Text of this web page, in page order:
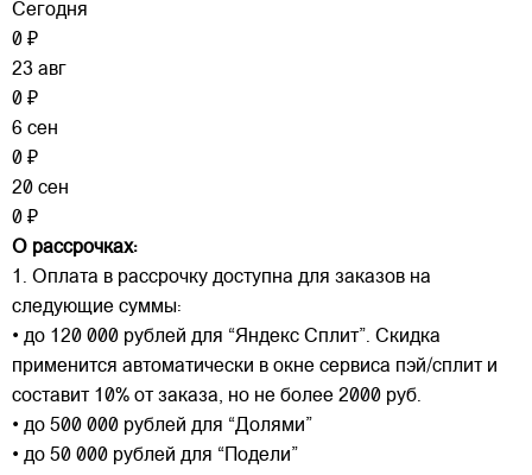
Сегодня
0 ₽
23 авг
0 ₽
6 сен
0 ₽
20 сен
0 ₽
О рассрочках:
1. Оплата в рассрочку доступна для заказов на
следующие суммы:
• до 120 000 рублей для “Яндекс Сплит”. Скидка
применится автоматически в окне сервиса пэй/сплит и
составит 10% от заказа, но не более 2000 руб.
• до 500 000 рублей для “Долями”
• до 50 000 рублей для “Подели”